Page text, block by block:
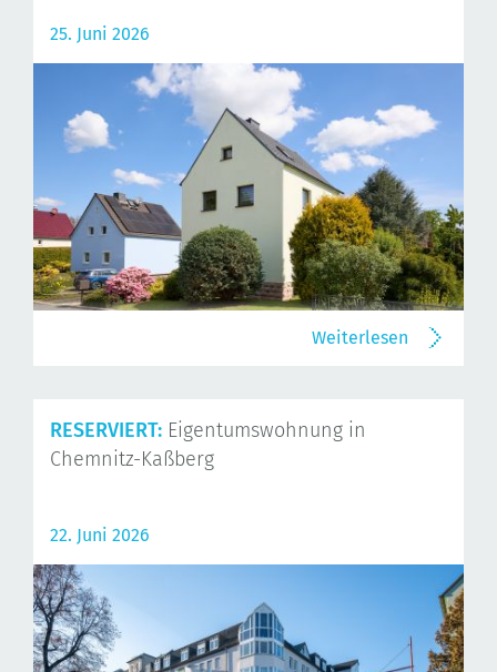
25. Juni 2026
Weiterlesen
RESERVIERT: Eigentumswohnung in
Chemnitz-Kaßberg
22. Juni 2026